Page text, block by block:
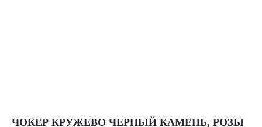
ЧОКЕР КРУЖЕВО ЧЕРНЫЙ КАМЕНЬ, РОЗЫ